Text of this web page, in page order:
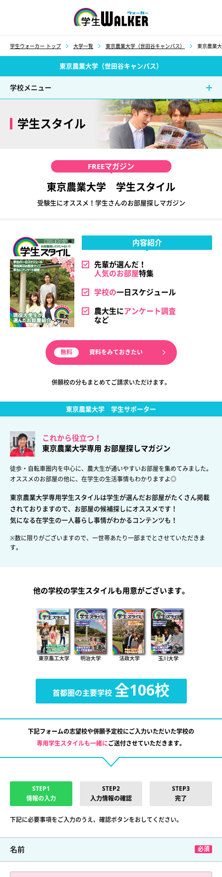
学生ウォーカー トップ 大学一覧 東京農業大学（世田谷キャンパス） 東京農業
東京農業大学（世田谷キャンパス）
学校メニュー
学生スタイル
FREEマガジン
東京農業大学 学生スタイル
受験生にオススメ！学生さんのお部屋探しマガジン
内容紹介
先輩が選んだ！
人気のお部屋特集
学校の一日スケジュール
農大生にアンケート調査
など
資料をみておきたい
併願校の分もまとめてご請求いただけます。
東京農業大学 学生サポーター
これから役立つ！
東京農業大学専用 お部屋探しマガジン
徒歩・自転車圏内を中心に、農大生が通いやすいお部屋を集めてみました。
オススメのお部屋の他に、在学生の生活事情もわかりますよ◎
東京農業大学専用学生スタイルは学生が選んだお部屋がたくさん掲載
されておりますので、お部屋の候補探しにオススメです！
気になる在学生の一人暮らし事情がわかるコンテンツも！
※数に限りがございますので、一世帯あたり一部までとさせていただきま
す。
他の学校の学生スタイルも用意がございます。
首都圏の主要学校 全106校
下記フォームの志望校や併願予定校にご入力いただいた学校の
専用学生スタイルも一緒にご送付させていただきます。
STEP1
情報の入力
STEP2
入力情報の確認
STEP3
完了
下記に必要事項をご入力のうえ、確認ボタンをおしてください。
名前